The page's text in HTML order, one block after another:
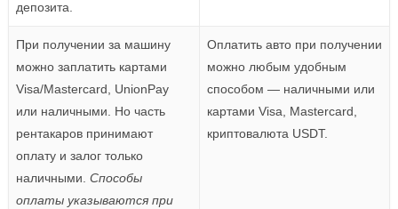
депозита.
При получении за машину
можно заплатить картами
Visa/Mastercard, UnionPay
или наличными. Но часть
рентакаров принимают
оплату и залог только
наличными. Способы
оплаты указываются при
Оплатить авто при получении
можно любым удобным
способом — наличными или
картами Visa, Mastercard,
криптовалюта USDT.